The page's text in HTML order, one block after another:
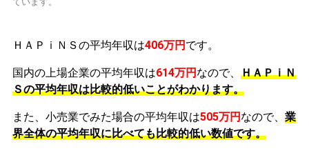
ＨＡＰｉＮＳの平均年収は406万円 です。
国内の上場企業の平均年収は614万円 なので、 ＨＡＰｉＮ
Ｓの平均年収は比較的低いことがわかります。
また、小売業でみた場合の平均年収は505万円 なので、 業
界全体の平均年収に比べても比較的低い数値です。